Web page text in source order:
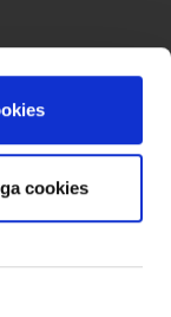
cookies